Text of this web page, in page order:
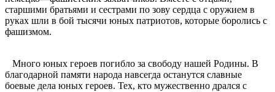
старшими братьями и сестрами по зову сердца с оружием в
руках шли в бой тысячи юных патриотов, которые боролись с
фашизмом.
Много юных героев погибло за свободу нашей Родины. В
благодарной памяти народа навсегда останутся славные
боевые дела юных героев. Тех, кто мужественно дрался с